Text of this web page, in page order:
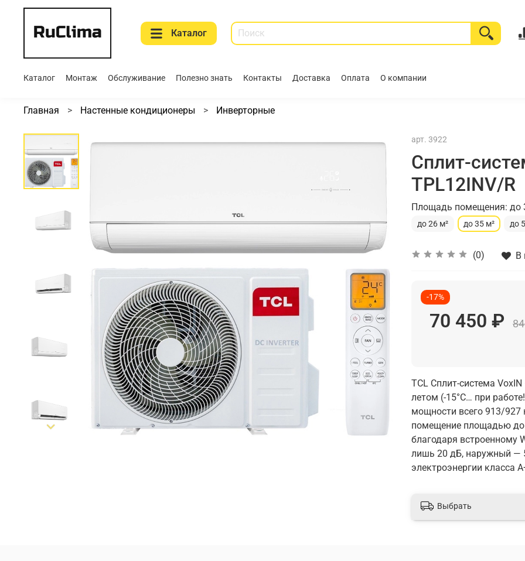
Каталог
Каталог Монтаж Обслуживание Полезно знать Контакты Доставка Оплата О компании
Главная Настенные кондиционеры Инверторные
арт. 3922
Сплит-
TPL12INV/R
Площадь помещения: до
до 26 м² до 35 м² до
(0) В
-17%
70 450 ₽
ТCL Сплит-система
летом (-15°C… при
мощности всего 913/927
помещение площадью до
благодаря встроенному
лишь 20 дБ, наружный —
электроэнергии класса
Выбрать